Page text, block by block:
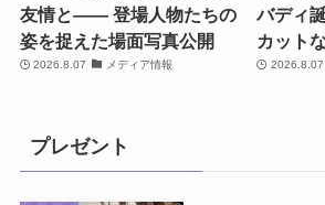
友情と―― 登場人物たちの
姿を捉えた場面写真公開
2026.8.07 メディア情報
バディ
カット
2026.8.07
プレゼント